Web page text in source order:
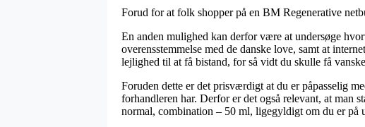
Forud for at folk shopper på en BM Regenerative
En anden mulighed kan derfor være at undersøge
overensstemmelse med de danske love, samt at
lejlighed til at få bistand, for så vidt du skulle få
Foruden dette er det prisværdigt at du er påpasselig
forhandleren har. Derfor er det også relevant, at man
normal, combination – 50 ml, ligegyldigt om du er på